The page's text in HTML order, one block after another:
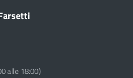
alle 18:00)